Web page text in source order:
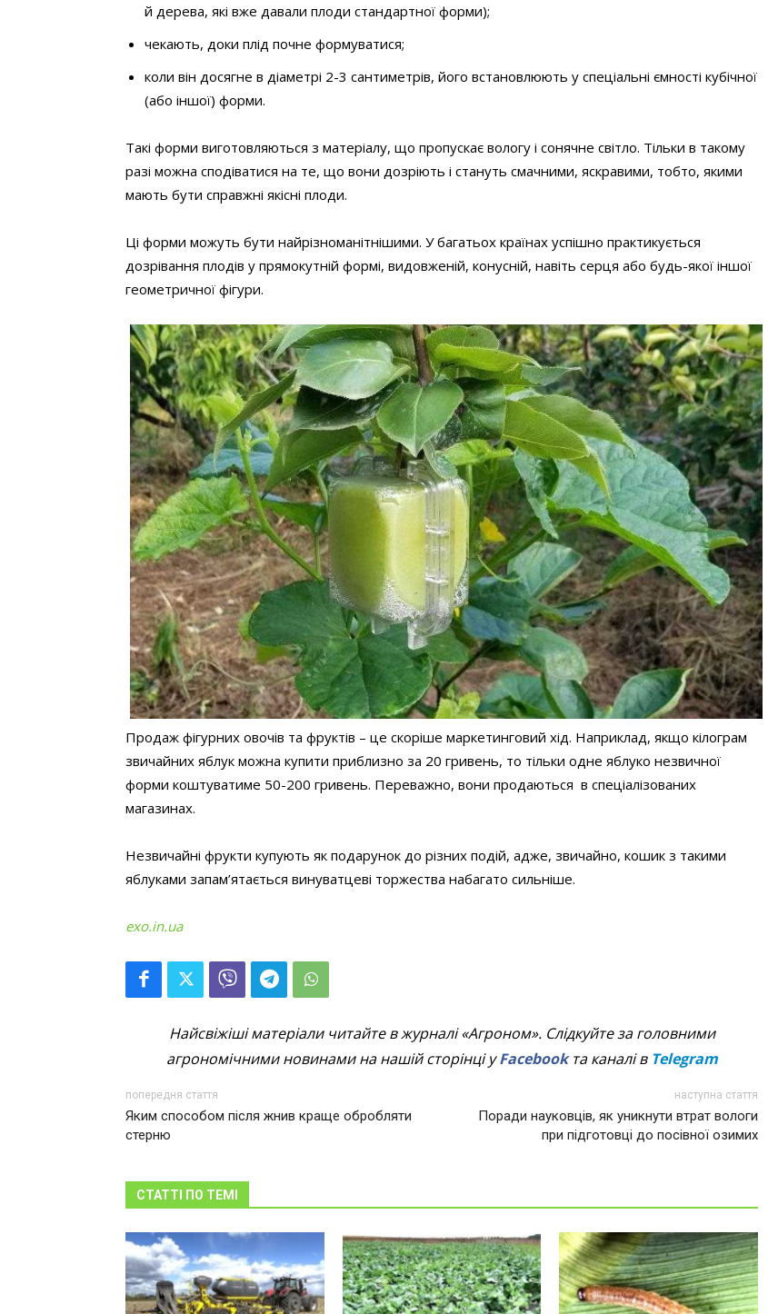
й дерева, які вже давали плоди стандартної форми);
чекають, доки плід почне формуватися;
коли він досягне в діаметрі 2-3 сантиметрів, його встановлюють у спеціальні ємності кубічної
(або іншої) форми.
Такі форми виготовляються з матеріалу, що пропускає вологу і сонячне світло. Тільки в такому
разі можна сподіватися на те, що вони дозріють і стануть смачними, яскравими, тобто, якими
мають бути справжні якісні плоди.
Ці форми можуть бути найрізноманітнішими. У багатьох країнах успішно практикується
дозрівання плодів у прямокутній формі, видовженій, конусній, навіть серця або будь-якої іншої
геометричної фігури.
Продаж фігурних овочів та фруктів – це скоріше маркетинговий хід. Наприклад, якщо кілограм
звичайних яблук можна купити приблизно за 20 гривень, то тільки одне яблуко незвичної
форми коштуватиме 50-200 гривень. Переважно, вони продаються в спеціалізованих
магазинах.
Незвичайні фрукти купують як подарунок до різних подій, адже, звичайно, кошик з такими
яблуками запам’ятається винуватцеві торжества набагато сильніше.
exo.in.ua
Найсвіжіші матеріали читайте в журналі «Агроном». Слідкуйте за головними
агрономічними новинами на нашій сторінці уFacebookта каналі в Telegram
попередня стаття
Яким способом після жнив краще обробляти
стерню
наступна стаття
Поради науковців, як уникнути втрат вологи
при підготовці до посівної озимих
СТАТТІ ПО ТЕМІ